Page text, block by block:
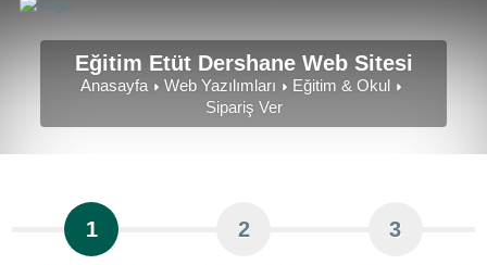
Eğitim Etüt Dershane Web Sitesi
Anasayfa Web Yazılımları
Eğitim & Okul
Sipariş Ver
1 2 3